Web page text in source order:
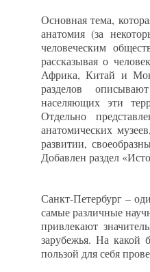
Основная тема,
анатомия (за
человеческим
рассказывая о
Африка, Китай и
разделов
населяющих эти
Отдельно
анатомических
развитии,
Добавлен раздел
Санкт-Петербург –
самые различные
привлекают
зарубежья. На какой
пользой для себя